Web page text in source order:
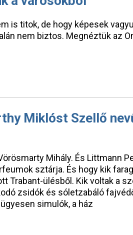
is titok, de hogy képesek
nem biztos. Megnéztük az
Miklóst Szellő
Mihály. És Littmann
sztárja. És hogy kik
Trabant-ülésből. Kik voltak a
zsidók és sóletzabáló
simulók, a ház